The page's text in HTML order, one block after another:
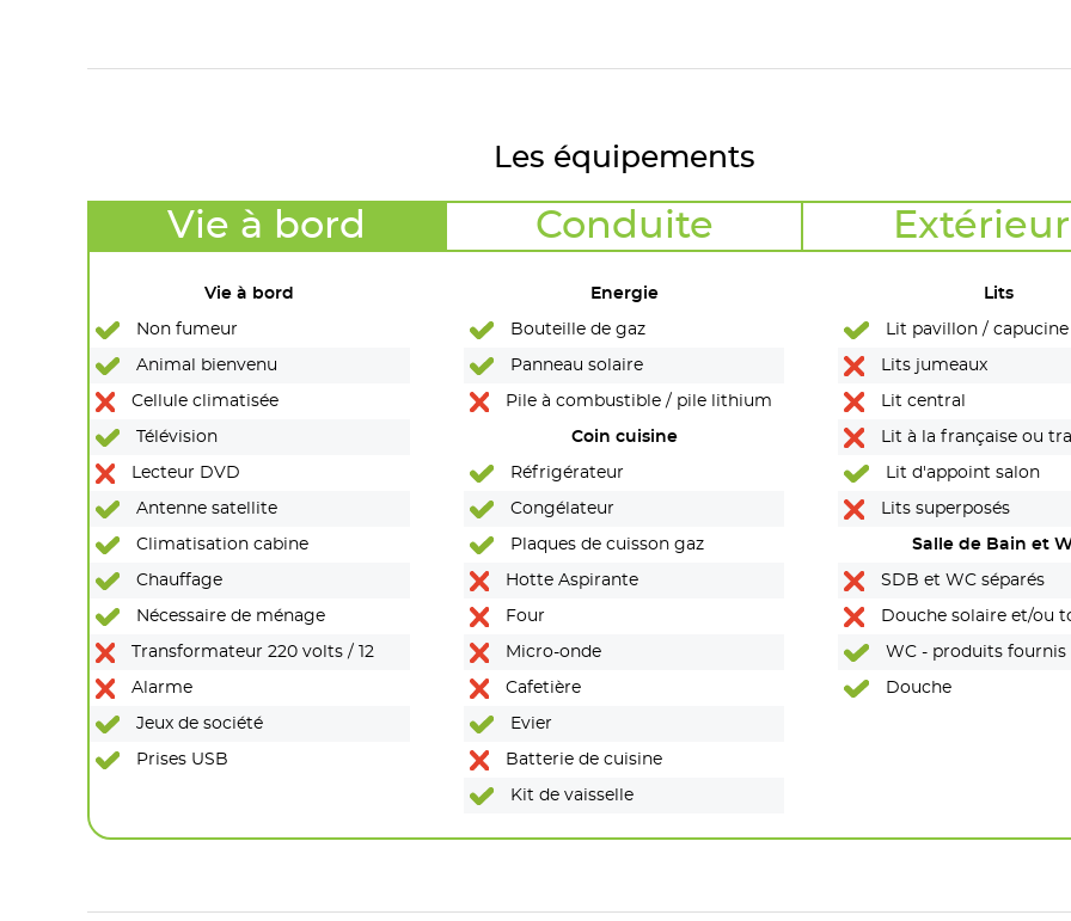
Les équipements
Vie à bord Conduite Extérieur
Vie à bord
Non fumeur
Animal bienvenu
Cellule climatisée
Télévision
Lecteur DVD
Antenne satellite
Climatisation cabine
Chauffage
Nécessaire de ménage
Transformateur 220 volts / 12
Alarme
Jeux de société
Prises USB
Energie
Bouteille de gaz
Panneau solaire
Pile à combustible / pile lithium
Coin cuisine
Réfrigérateur
Congélateur
Plaques de cuisson gaz
Hotte Aspirante
Four
Micro-onde
Cafetière
Evier
Batterie de cuisine
Kit de vaisselle
Lits
Lit pavillon / capucine
Lits jumeaux
Lit central
Lit à la française ou
Lit d'appoint salon
Lits superposés
Salle de Bain et
SDB et WC séparés
Douche solaire et/ou
portables (Van)
WC - produits fournis
Douche